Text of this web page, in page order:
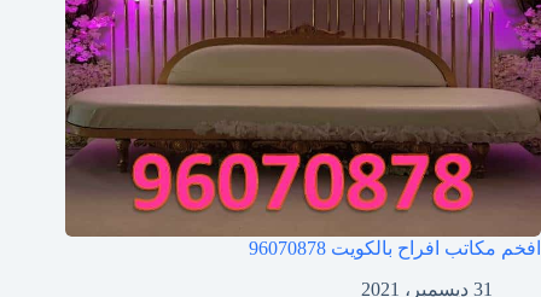
افخم مكاتب افراح بالكويت 96070878
31 ديسمبر، 2021